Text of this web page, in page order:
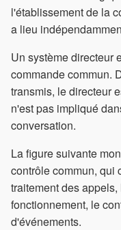
l'établissement de la
a lieu
Un système directeur
commande commun.
transmis, le directeur
n'est pas impliqué
conversation.
La figure suivante
contrôle commun, qui
traitement des
fonctionnement, le
d'événements.